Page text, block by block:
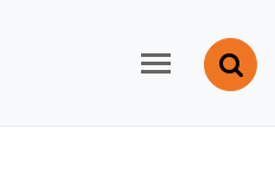
Museos